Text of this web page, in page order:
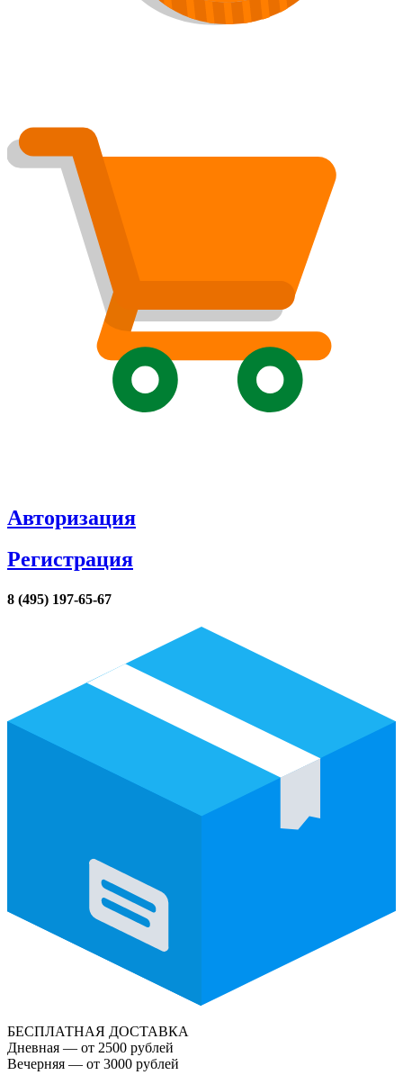
Авторизация
Регистрация
8 (495) 197-65-67
БЕСПЛАТНАЯ ДОСТАВКА
Дневная — от 2500 рублей
Вечерняя — от 3000 рублей